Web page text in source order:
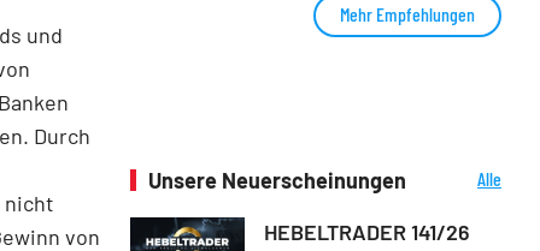
und
Durch
nicht
von
Mehr Empfehlungen
Unsere Neuerscheinungen
Alle
HEBELTRADER 141/26